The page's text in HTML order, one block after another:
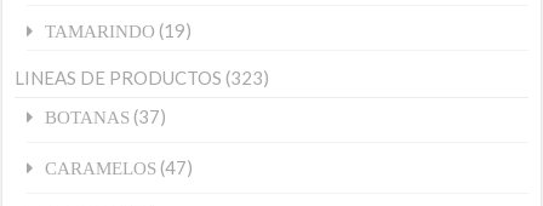
TAMARINDO (19)
LINEAS DE PRODUCTOS (323)
BOTANAS (37)
CARAMELOS (47)